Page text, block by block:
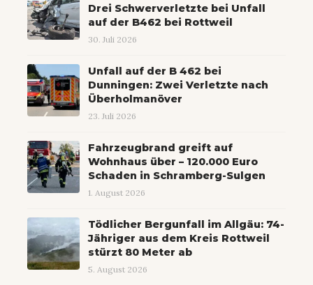
Drei Schwerverletzte bei Unfall
auf der B462 bei Rottweil
30. Juli 2026
Unfall auf der B 462 bei
Dunningen: Zwei Verletzte nach
Überholmanöver
23. Juli 2026
Fahrzeugbrand greift auf
Wohnhaus über – 120.000 Euro
Schaden in Schramberg-Sulgen
1. August 2026
Tödlicher Bergunfall im Allgäu: 74-
Jähriger aus dem Kreis Rottweil
stürzt 80 Meter ab
5. August 2026